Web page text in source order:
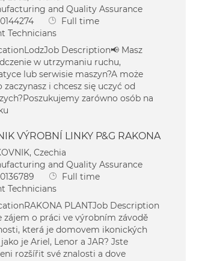
and Quality Assurance
Job Type
Full time
Technicians
Description📢 Masz
w utrzymaniu ruchu,
lub serwisie maszyn?A może
zaczynasz i chcesz się uczyć od
zarówno osób na
VÝROBNÍ LINKY P&G RAKONA
Czechia
and Quality Assurance
Job Type
Full time
Technicians
PLANTJob Description
zájem o práci ve výrobním závodě
která je domovem ikonických
je Ariel, Lenor a JAR? Jste
rozšířit své znalosti a dove